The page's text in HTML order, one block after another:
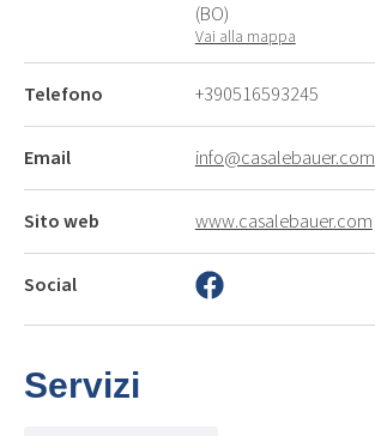
(BO)
Vai alla mappa
Telefono +390516593245
Email info@casalebauer.com
Sito web www.casalebauer.com
Social
Servizi